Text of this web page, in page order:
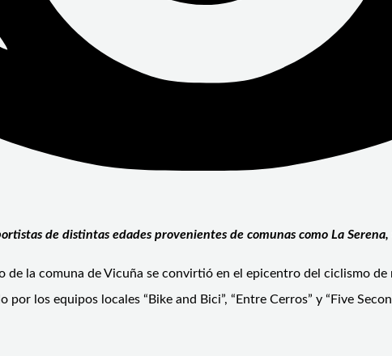
de distintas edades provenientes de comunas como La
de la comuna de Vicuña se convirtió en el epicentro del ciclismo
por los equipos locales “Bike and Bici”, “Entre Cerros” y “Five